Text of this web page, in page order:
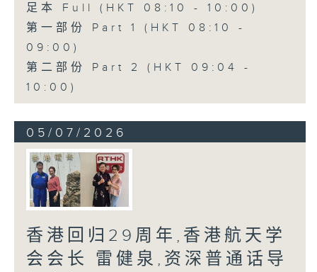
足本 Full (HKT 08:10 - 10:00)
第一部份 Part 1 (HKT 08:10 -
09:00)
第二部份 Part 2 (HKT 09:04 -
10:00)
05/07/2026
香港回归29周年,香港航天学
会会长 雷健泉,资深普通话导